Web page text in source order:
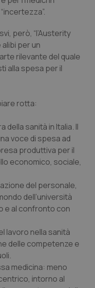
Collo
però, “l’Austerity
per un
rilevante del quale
alla spesa per il
rotta:
della sanità in Italia. Il
voce di spesa ad
produttiva per il
economico, sociale,
del personale,
dell’università
e al confronto con
lavoro nella sanità
delle competenze e
medicina: meno
intorno al